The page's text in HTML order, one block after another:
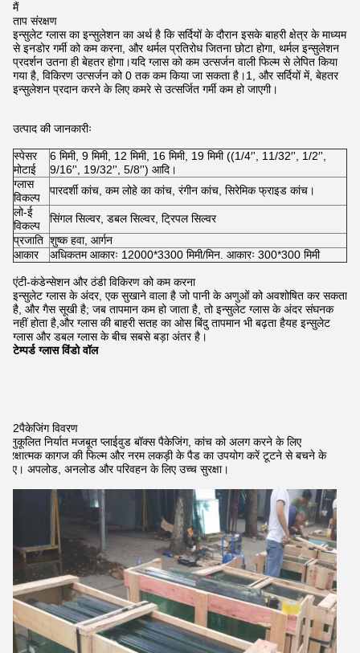
मैं
ताप संरक्षण
इन्सुलेट ग्लास का इन्सुलेशन का अर्थ है कि सर्दियों के दौरान इसके बाहरी क्षेत्र के माध्यम
से इनडोर गर्मी को कम करना, और थर्मल प्रतिरोध जितना छोटा होगा, थर्मल इन्सुलेशन
प्रदर्शन उतना ही बेहतर होगा।यदि ग्लास को कम उत्सर्जन वाली फिल्म से लेपित किया
गया है, विकिरण उत्सर्जन को 0 तक कम किया जा सकता है।1, और सर्दियों में, बेहतर
इन्सुलेशन प्रदान करने के लिए कमरे से उत्सर्जित गर्मी कम हो जाएगी।
उत्पाद की जानकारीः
स्पेसर
मोटाई
6 मिमी, 9 मिमी, 12 मिमी, 16 मिमी, 19 मिमी ((1/4′', 11/32′', 1/2′',
9/16′', 19/32′', 5/8′') आदि।
ग्लास
विकल्प
पारदर्शी कांच, कम लोहे का कांच, रंगीन कांच, सिरेमिक फ्राइड कांच।
लो-ई
विकल्प
सिंगल सिल्वर, डबल सिल्वर, ट्रिपल सिल्वर
प्रजाति शुष्क हवा, आर्गन
आकार
अधिकतम आकारः 12000*3300 मिमी/मिन. आकारः 300*300 मिमी
एंटी-कंडेन्सेशन और ठंडी विकिरण को कम करना
इन्सुलेट ग्लास के अंदर, एक सुखाने वाला है जो पानी के अणुओं को अवशोषित कर सकता
है, और गैस सूखी है; जब तापमान कम हो जाता है, तो इन्सुलेट ग्लास के अंदर संघनक
नहीं होता है,और ग्लास की बाहरी सतह का ओस बिंदु तापमान भी बढ़ता हैयह इन्सुलेट
ग्लास और डबल ग्लास के बीच सबसे बड़ा अंतर है।
टेम्पर्ड ग्लास विंडो वॉल
2पैकेजिंग विवरण
अनुकूलित निर्यात मजबूत प्लाईवुड बॉक्स पैकेजिंग, कांच को अलग करने के लिए
सुरक्षात्मक कागज की फिल्म और नरम लकड़ी के पैड का उपयोग करें टूटने से बचने के
लिए। अपलोड, अनलोड और परिवहन के लिए उच्च सुरक्षा।